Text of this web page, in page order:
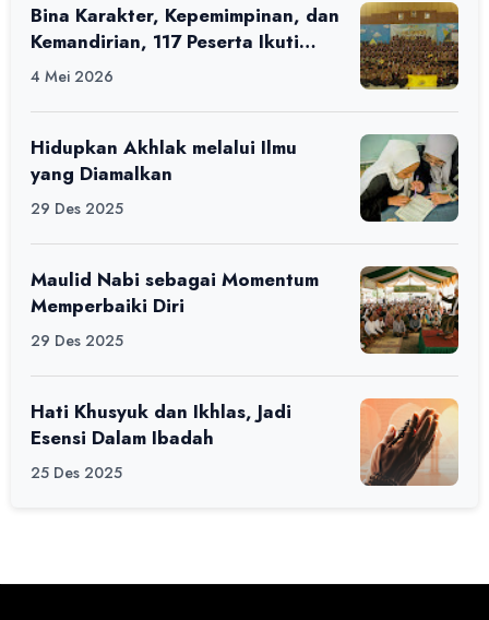
Bina Karakter, Kepemimpinan, dan
Kemandirian, 117 Peserta Ikuti
Alfaro Camp di MAN 1 Darussalam
4 Mei 2026
Hidupkan Akhlak melalui Ilmu
yang Diamalkan
29 Des 2025
Maulid Nabi sebagai Momentum
Memperbaiki Diri
29 Des 2025
Hati Khusyuk dan Ikhlas, Jadi
Esensi Dalam Ibadah
25 Des 2025